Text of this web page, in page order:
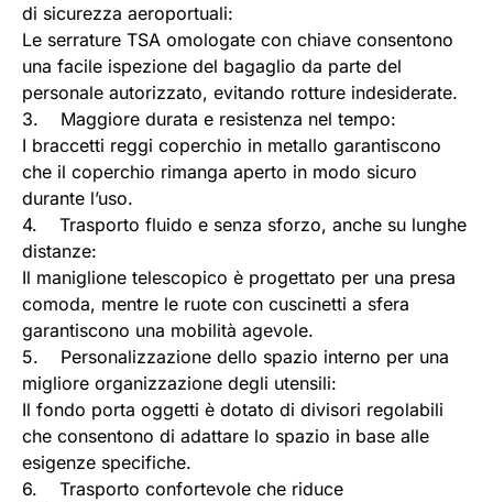
di sicurezza aeroportuali:
Le serrature TSA omologate con chiave consentono
una facile ispezione del bagaglio da parte del
personale autorizzato, evitando rotture indesiderate.
3. Maggiore durata e resistenza nel tempo:
I braccetti reggi coperchio in metallo garantiscono
che il coperchio rimanga aperto in modo sicuro
durante l’uso.
4. Trasporto fluido e senza sforzo, anche su lunghe
distanze:
Il maniglione telescopico è progettato per una presa
comoda, mentre le ruote con cuscinetti a sfera
garantiscono una mobilità agevole.
5. Personalizzazione dello spazio interno per una
migliore organizzazione degli utensili:
Il fondo porta oggetti è dotato di divisori regolabili
che consentono di adattare lo spazio in base alle
esigenze specifiche.
6. Trasporto confortevole che riduce